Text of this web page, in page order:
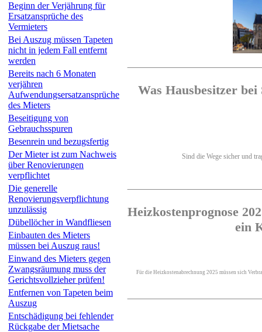
Beginn der Verjährung für
Ersatzansprüche des
Vermieters
Bei Auszug müssen Tapeten
nicht in jedem Fall entfernt
werden
Bereits nach 6 Monaten
verjähren
Aufwendungsersatzansprüche
des Mieters
Beseitigung von
Gebrauchsspuren
Besenrein und bezugsfertig
Der Mieter ist zum Nachweis
über Renovierungen
verpflichtet
Die generelle
Renovierungsverpflichtung
unzulässig
Dübellöcher in Wandfliesen
Einbauten des Mieters
müssen bei Auszug raus!
Einwand des Mieters gegen
Zwangsräumung muss der
Gerichtsvollzieher prüfen!
Entfernen von Tapeten beim
Auszug
Entschädigung bei fehlender
Rückgabe der Mietsache
Was Hausbesitzer
Sind die Wege sicher und
Heizkostenprognose
ein
Für die Heizkostenabrechnung 2025 müssen sich